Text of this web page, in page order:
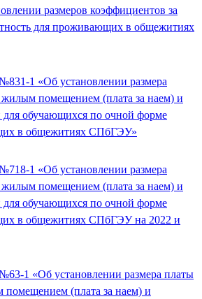
размеров коэффициентов за
для проживающих в общежитиях
1 «Об установлении размера
жилым помещением (плата за наем) и
для обучающихся по очной форме
в общежитиях СПбГЭУ»
1 «Об установлении размера
жилым помещением (плата за наем) и
для обучающихся по очной форме
в общежитиях СПбГЭУ на 2022 и
1 «Об установлении размера платы
помещением (плата за наем) и